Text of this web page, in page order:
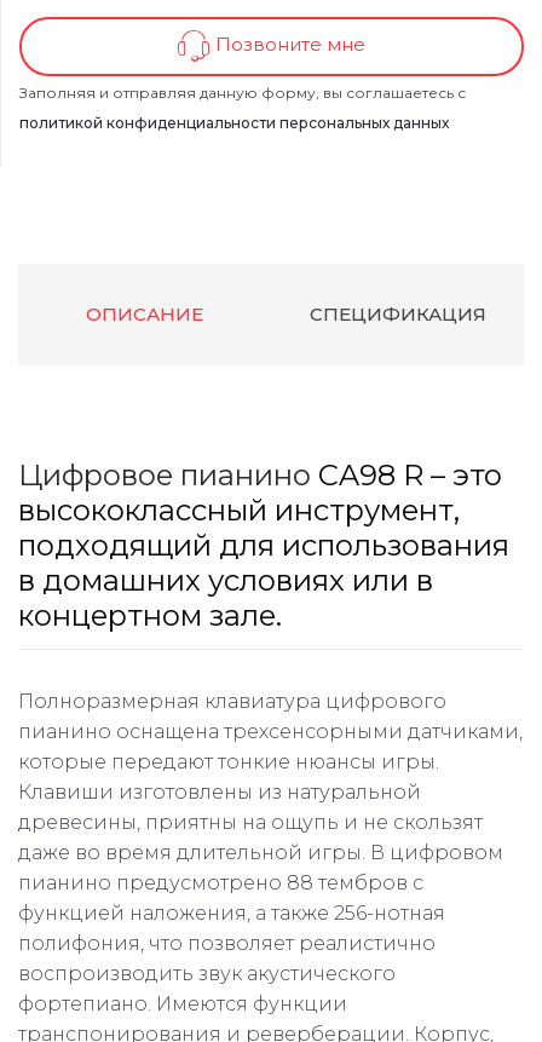
Позвоните мне
Заполняя и отправляя данную форму, вы соглашаетесь с
политикой конфиденциальности персональных данных
ОПИСАНИЕ СПЕЦИФИКАЦИЯ
Цифровое пианино CA98 R – это
высококлассный инструмент,
подходящий для использования
в домашних условиях или в
концертном зале.
Полноразмерная клавиатура цифрового
пианино оснащена трехсенсорными датчиками,
которые передают тонкие нюансы игры.
Клавиши изготовлены из натуральной
древесины, приятны на ощупь и не скользят
даже во время длительной игры. В цифровом
пианино предусмотрено 88 тембров с
функцией наложения, а также 256-нотная
полифония, что позволяет реалистично
воспроизводить звук акустического
фортепиано. Имеются функции
транспонирования и реверберации. Корпус,